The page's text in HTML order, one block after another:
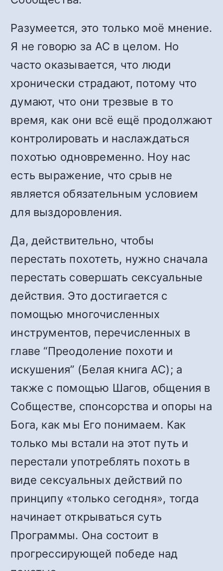
Разумеется, это только моё мнение.
Я не говорю за АС в целом. Но
часто оказывается, что люди
хронически страдают, потому что
думают, что они трезвые в то
время, как они всё ещё продолжают
контролировать и наслаждаться
похотью одновременно. Ноу нас
есть выражение, что срыв не
является обязательным условием
для выздоровления.
Да, действительно, чтобы
перестать похотеть, нужно сначала
перестать совершать сексуальные
действия. Это достигается с
помощью многочисленных
инструментов, перечисленных в
главе “Преодоление похоти и
искушения” (Белая книга АС); а
также с помощью Шагов, общения в
Собществе, спонсорства и опоры на
Бога, как мы Его понимаем. Как
только мы встали на этот путь и
перестали употреблять похоть в
виде сексуальных действий по
принципу «только сегодня», тогда
начинает открываться суть
Программы. Она состоит в
прогрессирующей победе над